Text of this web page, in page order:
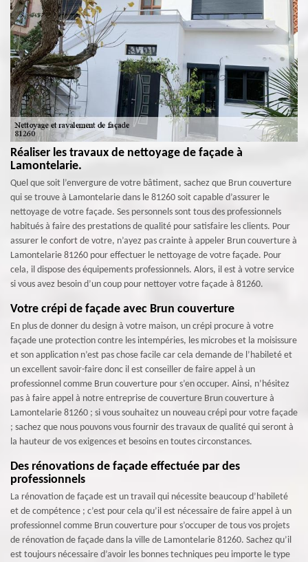
Réaliser les travaux de nettoyage de façade à
Lamontelarie.
Quel que soit l’envergure de votre bâtiment, sachez que Brun couverture
qui se trouve à Lamontelarie dans le 81260 soit capable d’assurer le
nettoyage de votre façade. Ses personnels sont tous des professionnels
habitués à faire des prestations de qualité pour satisfaire les clients. Pour
assurer le confort de votre, n’ayez pas crainte à appeler Brun couverture à
Lamontelarie 81260 pour effectuer le nettoyage de votre façade. Pour
cela, il dispose des équipements professionnels. Alors, il est à votre service
si vous avez besoin d’un coup pour nettoyer votre façade à 81260.
Votre crépi de façade avec Brun couverture
En plus de donner du design à votre maison, un crépi procure à votre
façade une protection contre les intempéries, les microbes et la moisissure
et son application n’est pas chose facile car cela demande de l’habileté et
un excellent savoir-faire donc il est conseiller de faire appel à un
professionnel comme Brun couverture pour s’en occuper. Ainsi, n’hésitez
pas à faire appel à notre entreprise de couverture Brun couverture à
Lamontelarie 81260 ; si vous souhaitez un nouveau crépi pour votre façade
; sachez que nous pouvons vous fournir des travaux de qualité qui seront à
la hauteur de vos exigences et besoins en toutes circonstances.
Des rénovations de façade effectuée par des
professionnels
La rénovation de façade est un travail qui nécessite beaucoup d’habileté
et de compétence ; c’est pour cela qu’il est nécessaire de faire appel à un
professionnel comme Brun couverture pour s’occuper de tous vos projets
de rénovation de façade dans la ville de Lamontelarie 81260. Sachez qu’il
est toujours nécessaire d’avoir les bonnes techniques peu importe le type